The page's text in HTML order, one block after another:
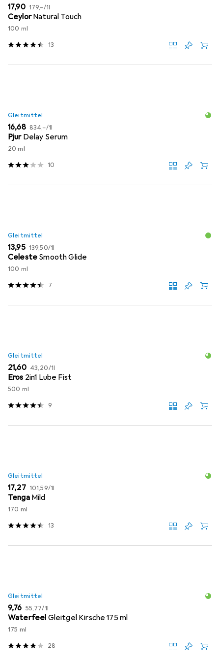
EUR
17,90 EUR
179,–/1l
Ceylor Natural Touch
100 ml
13
Gleitmittel
EUR
16,68 EUR
834,–/1l
Pjur Delay Serum
20 ml
10
Gleitmittel
EUR
13,95 EUR
139,50/1l
Celeste Smooth Glide
100 ml
7
Gleitmittel
EUR
21,60 EUR
43,20/1l
Eros 2in1 Lube Fist
500 ml
9
Gleitmittel
EUR
17,27 EUR
101,59/1l
Tenga Mild
170 ml
13
Gleitmittel
EUR
9,76 EUR
55,77/1l
Waterfeel Gleitgel Kirsche 175 ml
175 ml
28